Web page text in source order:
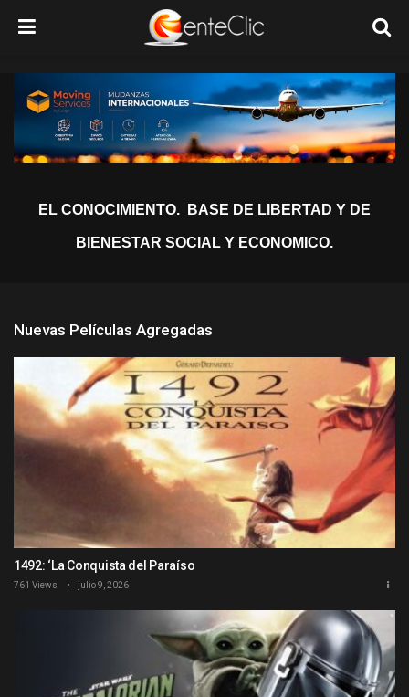
EL CONOCIMIENTO. BASE DE LIBERTAD Y DE
BIENESTAR SOCIAL Y ECONOMICO.
Nuevas Películas Agregadas
1492: ‘La Conquista del Paraíso
761 Views julio 9, 2026